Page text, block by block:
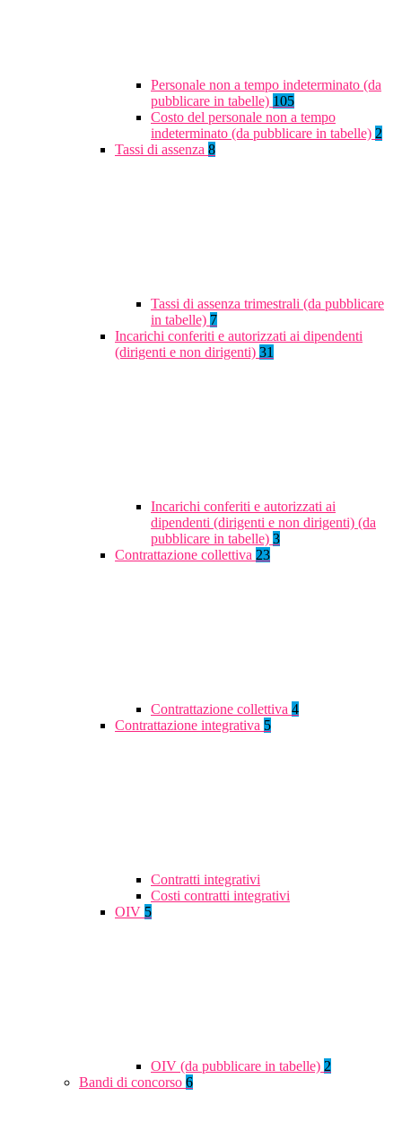
Personale non a tempo indeterminato (da
pubblicare in tabelle) 105
Costo del personale non a tempo
indeterminato (da pubblicare in tabelle) 2
Tassi di assenza 8
Tassi di assenza trimestrali (da pubblicare
in tabelle) 7
Incarichi conferiti e autorizzati ai dipendenti
(dirigenti e non dirigenti) 31
Incarichi conferiti e autorizzati ai
dipendenti (dirigenti e non dirigenti) (da
pubblicare in tabelle) 3
Contrattazione collettiva 23
Contrattazione collettiva 4
Contrattazione integrativa 5
Contratti integrativi
Costi contratti integrativi
OIV 5
OIV (da pubblicare in tabelle) 2
Bandi di concorso 6